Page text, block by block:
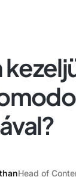
Head of